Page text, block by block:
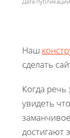
Наш
сделать
Когда
увидеть
достигают